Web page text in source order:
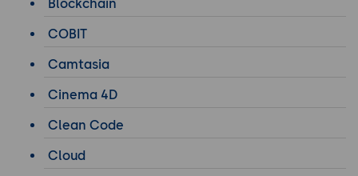
Blockchain
COBIT
Camtasia
Cinema 4D
Clean Code
Cloud